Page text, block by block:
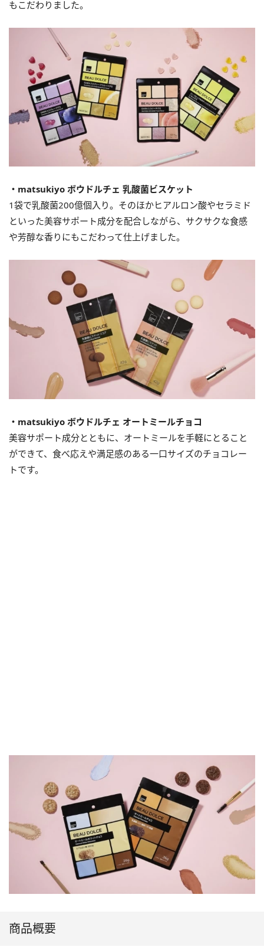
もこだわりました。
・matsukiyo ボウドルチェ 乳酸菌ビスケット
1袋で乳酸菌200億個入り。そのほかヒアルロン酸やセラミド
といった美容サポート成分を配合しながら、サクサクな食感
や芳醇な香りにもこだわって仕上げました。
・matsukiyo ボウドルチェ オートミールチョコ
美容サポート成分とともに、オートミールを手軽にとること
ができて、食べ応えや満足感のある一口サイズのチョコレー
トです。
商品概要